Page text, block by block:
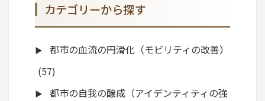
カテゴリーから探す
都市の血流の円滑化（モビリティの改善）
(57)
都市の自我の醸成（アイデンティティの強